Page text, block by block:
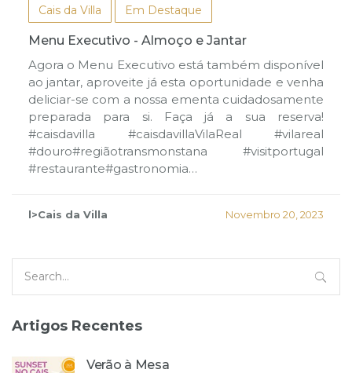
Cais da Villa Em Destaque
Menu Executivo - Almoço e Jantar
Agora o Menu Executivo está também disponível
ao jantar, aproveite já esta oportunidade e venha
deliciar-se com a nossa ementa cuidadosamente
preparada para si. Faça já a sua reserva!
#caisdavilla #caisdavillaVilaReal #vilareal
#douro#regiãotransmonstana #visitportugal
#restaurante#gastronomia…
l>Cais da Villa Novembro 20, 2023
for:
Artigos Recentes
Verão à Mesa